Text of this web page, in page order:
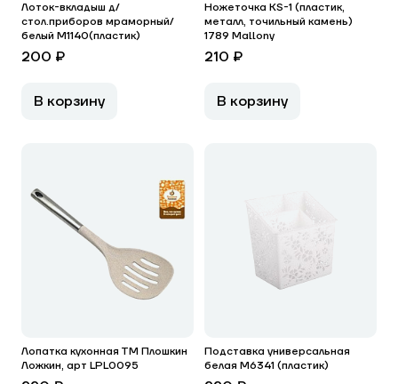
Лоток-вкладыш д/
стол.приборов мраморный/
белый М1140(пластик)
200 ₽
В корзину
Ножеточка KS-1 (пластик,
металл, точильный камень)
1789 Mallony
210 ₽
В корзину
Лопатка кухонная ТМ Плошкин
Ложкин, арт LPL0095
Подставка универсальная
белая М6341 (пластик)